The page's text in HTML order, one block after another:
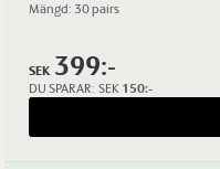
Mängd: 30 pairs
SEK 399:-
DU SPARAR: SEK 150:-